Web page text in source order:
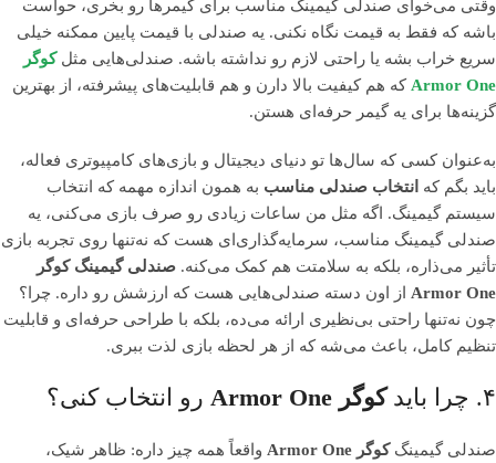
وقتی می‌خوای صندلی گیمینگ مناسب برای گیمرها رو بخری، حواست
باشه که فقط به قیمت نگاه نکنی. یه صندلی با قیمت پایین ممکنه خیلی
سریع خراب بشه یا راحتی لازم رو نداشته باشه. صندلی‌هایی مثلکوگر
Armor One که هم کیفیت بالا دارن و هم قابلیت‌های پیشرفته، از بهترین
گزینه‌ها برای یه گیمر حرفه‌ای هستن.
به‌عنوان کسی که سال‌ها تو دنیای دیجیتال و بازی‌های کامپیوتری فعاله،
باید بگم که انتخاب صندلی مناسب به همون اندازه مهمه که انتخاب
سیستم گیمینگ. اگه مثل من ساعات زیادی رو صرف بازی می‌کنی، یه
صندلی گیمینگ مناسب، سرمایه‌گذاری‌ای هست که نه‌تنها روی تجربه بازی
تأثیر می‌ذاره، بلکه به سلامتت هم کمک می‌کنه. صندلی گیمینگ کوگر
Armor One از اون دسته صندلی‌هایی هست که ارزشش رو داره. چرا؟
چون نه‌تنها راحتی بی‌نظیری ارائه می‌ده، بلکه با طراحی حرفه‌ای و قابلیت
تنظیم کامل، باعث می‌شه که از هر لحظه بازی لذت ببری.
۴. چرا باید کوگر Armor One رو انتخاب کنی؟
صندلی گیمینگکوگر Armor One
واقعاً همه چیز داره: ظاهر شیک،